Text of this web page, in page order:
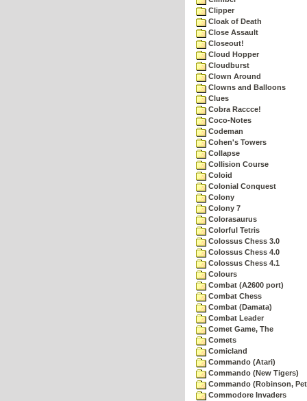
Clipper
Cloak of Death
Close Assault
Closeout!
Cloud Hopper
Cloudburst
Clown Around
Clowns and Balloons
Clues
Cobra Raccce!
Coco-Notes
Codeman
Cohen's Towers
Collapse
Collision Course
Coloid
Colonial Conquest
Colony
Colony 7
Colorasaurus
Colorful Tetris
Colossus Chess 3.0
Colossus Chess 4.0
Colossus Chess 4.1
Colours
Combat (A2600 port)
Combat Chess
Combat (Damata)
Combat Leader
Comet Game, The
Comets
Comicland
Commando (Atari)
Commando (New Tigers)
Commando (Robinson,
Commodore Invaders